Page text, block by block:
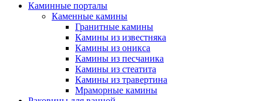
Каминные порталы
Каменные камины
Гранитные камины
Камины из известняка
Камины из оникса
Камины из песчаника
Камины из стеатита
Камины из травертина
Мраморные камины